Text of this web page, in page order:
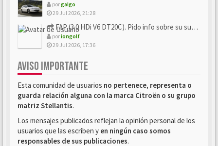
porgalgo
29 Jul 2026, 21:28
FAP (3.0 HDi V6 DT20C). Pido info sobre su sustitución
poriongolf
29 Jul 2026, 17:36
AVISO IMPORTANTE
Esta comunidad de usuarios no pertenece, representa o
guarda relación alguna con la marca Citroën o su grupo
matriz Stellantis.
Los mensajes publicados reflejan la opinión personal de los
usuarios que las escriben y en ningún caso somos
responsables de sus publicaciones.